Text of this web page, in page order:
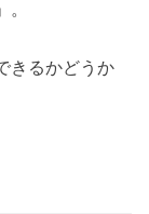
きるかどうか